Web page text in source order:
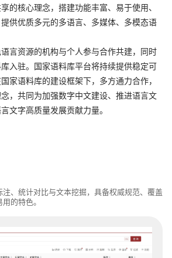
的核心理念，搭建功能丰富、易于使用、
供优质多元的多语言、多媒体、多模态语
言资源的机构与个人参与合作共建，同时
入驻。国家语料库平台将持续提供稳定可
家语料库的建设框架下，多方通力合作，
，共同为加强数字中文建设、推进语言文
文字高质量发展贡献力量。
、统计对比与文本挖掘，具备权威规范、覆盖
的特色。